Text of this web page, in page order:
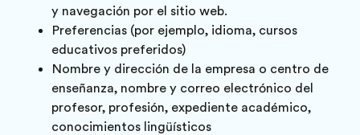
y navegación por el sitio web.
Preferencias (por ejemplo, idioma, cursos
educativos preferidos)
Nombre y dirección de la empresa o centro de
enseñanza, nombre y correo electrónico del
profesor, profesión, expediente académico,
conocimientos lingüísticos